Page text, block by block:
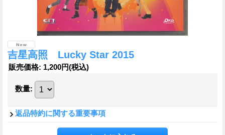
吉星高照 Lucky Star 2015
販売価格: 1,200円(税込)
数量:
返品特約に関する重要事項